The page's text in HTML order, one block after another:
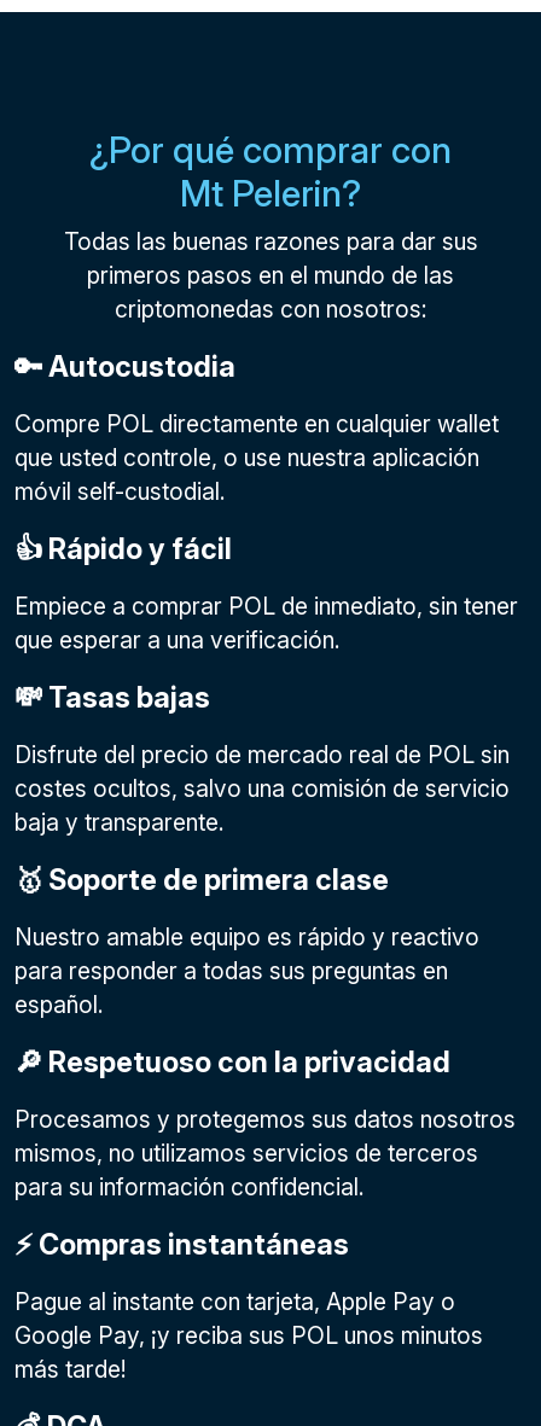
¿Por qué comprar con
Mt Pelerin?
Todas las buenas razones para dar sus
primeros pasos en el mundo de las
criptomonedas con nosotros:
🔑 Autocustodia
Compre POL directamente en cualquier wallet
que usted controle, o use nuestra aplicación
móvil self-custodial.
👍 Rápido y fácil
Empiece a comprar POL de inmediato, sin tener
que esperar a una verificación.
💸 Tasas bajas
Disfrute del precio de mercado real de POL sin
costes ocultos, salvo una comisión de servicio
baja y transparente.
🥇 Soporte de primera clase
Nuestro amable equipo es rápido y reactivo
para responder a todas sus preguntas en
español.
🔎 Respetuoso con la privacidad
Procesamos y protegemos sus datos nosotros
mismos, no utilizamos servicios de terceros
para su información confidencial.
⚡️ Compras instantáneas
Pague al instante con tarjeta, Apple Pay o
Google Pay, ¡y reciba sus POL unos minutos
más tarde!